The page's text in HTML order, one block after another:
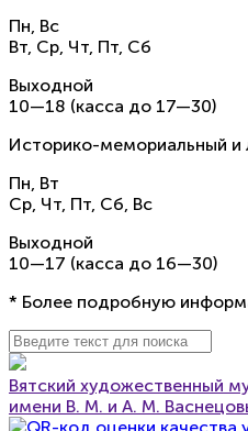
Пн, Вс
Вт, Ср, Чт, Пт, Сб
Выходной
10—18 (касса до 17—30)
Историко-мемориальный и
Пн, Вт
Ср, Чт, Пт, Сб, Вс
Выходной
10—17 (касса до 16—30)
* Более подробную
Вятский художественный
имени В. М. и А. М.